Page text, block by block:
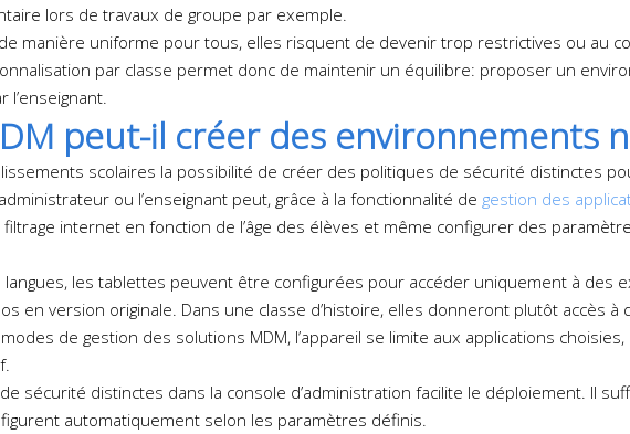
lors de travaux de groupe par exemple.
manière uniforme pour tous, elles risquent de devenir trop restrictives ou au
par classe permet donc de maintenir un équilibre: proposer un
l’enseignant.
peut-il créer des environnements
scolaires la possibilité de créer des politiques de sécurité distinctes
ou l’enseignant peut, grâce à la fonctionnalité de gestion des
internet en fonction de l’âge des élèves et même configurer des
les tablettes peuvent être configurées pour accéder uniquement à des
en version originale. Dans une classe d’histoire, elles donneront plutôt accès
modes de gestion des solutions MDM, l’appareil se limite aux applications
sécurité distinctes dans la console d’administration facilite le déploiement. Il
automatiquement selon les paramètres définis.